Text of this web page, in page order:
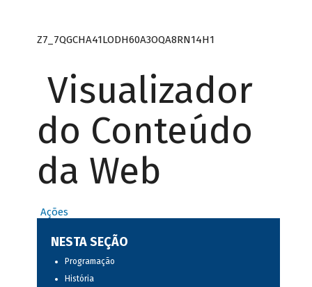
Z7_7QGCHA41LODH60A3OQA8RN14H1
Visualizador
do Conteúdo
da Web
Ações
NESTA SEÇÃO
Programação
História